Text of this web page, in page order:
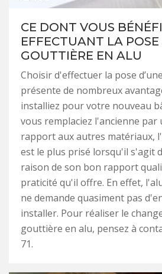
CE DONT VOUS
EFFECTUANT LA POSE
GOUTTIÈRE EN ALU
Choisir d'effectuer la pose
présente de nombreux
installiez pour votre nouveau
vous remplaciez l'ancienne par
rapport aux autres matériaux,
est le plus prisé lorsqu'il s'agit
raison de son bon rapport
praticité qu'il offre. En effet,
ne demande quasiment pas
installer. Pour réaliser le
gouttière en alu, pensez à
71.